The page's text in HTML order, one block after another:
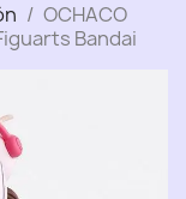
OCHACO
Bandai